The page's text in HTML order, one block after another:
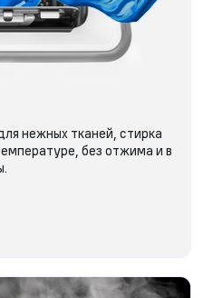
нежных тканей, стирка
без отжима и в